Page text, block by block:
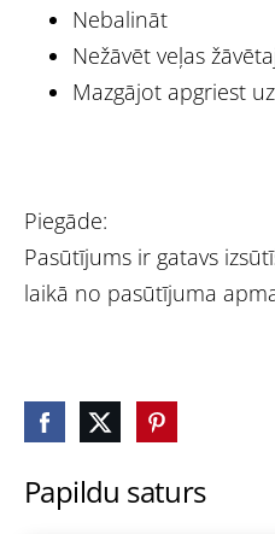
Papildu saturs
Nebalināt
Nežāvēt veļas
Mazgājot apgriest
Piegāde:
Pasūtījums ir gatavs
laikā no pasūtījuma